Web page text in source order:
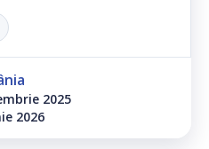
2025
2026